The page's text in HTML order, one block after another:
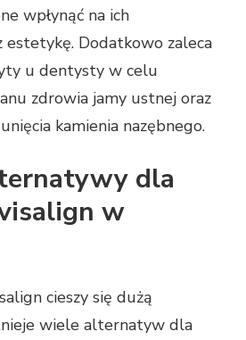
wpłynąć na ich
estetykę. Dodatkowo zaleca
u dentysty w celu
zdrowia jamy ustnej oraz
kamienia nazębnego.
dla
w
cieszy się dużą
wiele alternatyw dla